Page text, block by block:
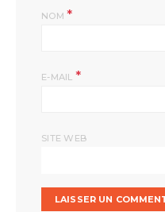
NOM*
E-MAIL *
SITE WEB